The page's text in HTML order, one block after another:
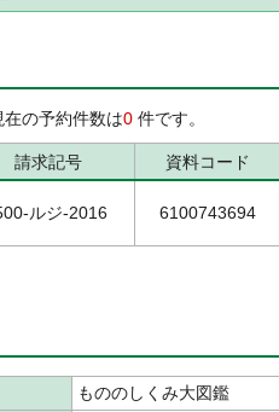
の予約件数は0 件です。
請求記号 資料コード
ルジ-2016 6100743694
もののしくみ大図鑑